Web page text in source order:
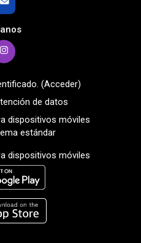
(Acceder)
de datos
dispositivos móviles
estándar
dispositivos móviles